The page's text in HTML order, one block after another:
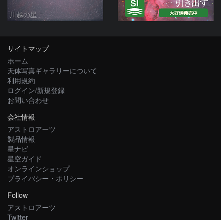
川越の星
サイトマップ
ホーム
天体写真ギャラリーについて
利用規約
ログイン/新規登録
お問い合わせ
会社情報
アストロアーツ
製品情報
星ナビ
星空ガイド
オンラインショップ
プライバシー・ポリシー
Follow
アストロアーツ
Twitter